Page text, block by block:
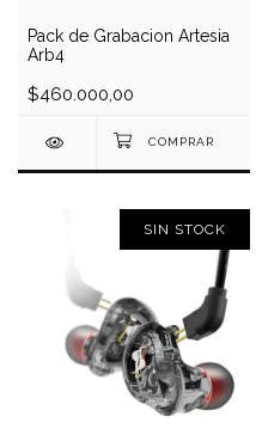
Pack de Grabacion Artesia
Arb4
$460.000,00
SIN STOCK